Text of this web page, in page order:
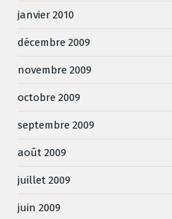
janvier 2010
décembre 2009
novembre 2009
octobre 2009
septembre 2009
août 2009
juillet 2009
juin 2009